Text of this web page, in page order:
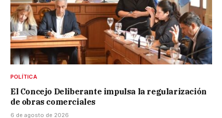
POLÍTICA
El Concejo Deliberante impulsa la regularización
de obras comerciales
6 de agosto de 2026